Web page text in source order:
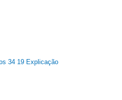
34 19 Explicação